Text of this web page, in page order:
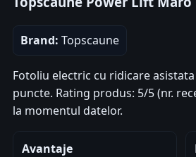
Brand: Topscaune
Fotoliu electric cu ridicare
puncte. Rating produs: 5/5 (nr.
la momentul datelor.
Avantaje